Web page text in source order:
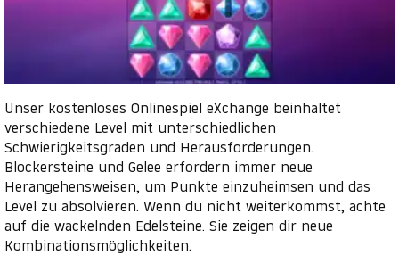
Unser kostenloses Onlinespiel eXchange beinhaltet
verschiedene Level mit unterschiedlichen
Schwierigkeitsgraden und Herausforderungen.
Blockersteine und Gelee erfordern immer neue
Herangehensweisen, um Punkte einzuheimsen und das
Level zu absolvieren. Wenn du nicht weiterkommst, achte
auf die wackelnden Edelsteine. Sie zeigen dir neue
Kombinationsmöglichkeiten.